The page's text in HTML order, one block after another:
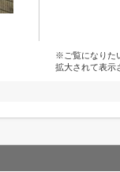
※ご覧になりた
拡大されて表示